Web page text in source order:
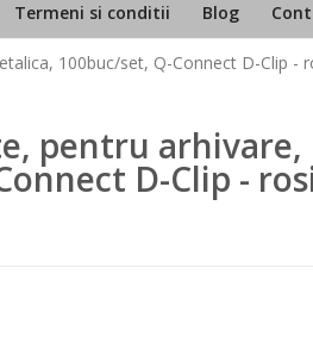
Termeni si conditii Blog
100buc/set, Q-Connect D-Clip -
pentru
D-Clip -